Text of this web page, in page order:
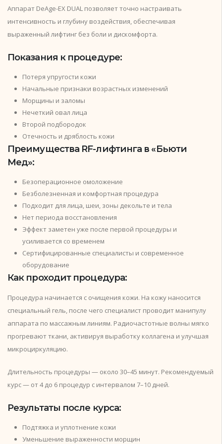
Аппарат DeAge-EX DUAL позволяет точно настраивать
интенсивность и глубину воздействия, обеспечивая
выраженный лифтинг без боли и дискомфорта.
Показания к процедуре:
Потеря упругости кожи
Начальные признаки возрастных изменений
Морщины и заломы
Нечеткий овал лица
Второй подбородок
Отечность и дряблость кожи
Преимущества RF-лифтинга в «Бьюти
Мед»:
Безоперационное омоложение
Безболезненная и комфортная процедура
Подходит для лица, шеи, зоны декольте и тела
Нет периода восстановления
Эффект заметен уже после первой процедуры и
усиливается со временем
Сертифицированные специалисты и современное
оборудование
Как проходит процедура:
Процедура начинается с очищения кожи. На кожу наносится
специальный гель, после чего специалист проводит манипулу
аппарата по массажным линиям. Радиочастотные волны мягко
прогревают ткани, активируя выработку коллагена и улучшая
микроциркуляцию.
Длительность процедуры — около 30–45 минут. Рекомендуемый
курс — от 4 до 6 процедур с интервалом 7–10 дней.
Результаты после курса:
Подтяжка и уплотнение кожи
Уменьшение выраженности морщин